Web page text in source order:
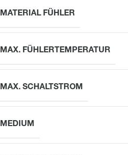
MATERIAL FÜHLER
MAX. FÜHLERTEMPERATUR
MAX. SCHALTSTROM
MEDIUM